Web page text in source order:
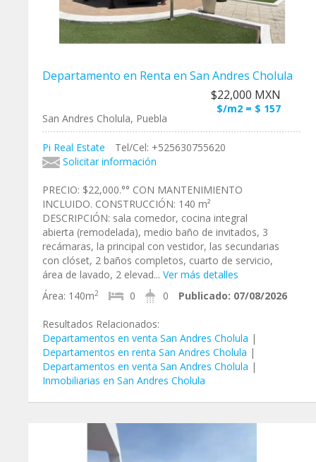
Departamento en Renta en San Andres Cholula
$22,000 MXN
$/m2 = $ 157
San Andres Cholula, Puebla
Pi Real Estate
Tel/Cel: +525630755620
Solicitar información
PRECIO: $22,000.°° CON MANTENIMIENTO
INCLUIDO. CONSTRUCCIÓN: 140 m²
DESCRIPCIÓN: sala comedor, cocina integral
abierta (remodelada), medio baño de invitados, 3
recámaras, la principal con vestidor, las secundarias
con clóset, 2 baños completos, cuarto de servicio,
área de lavado, 2 elevad... Ver más detalles
Área: 140m2 0 0 Publicado: 07/08/2026
Resultados Relacionados:
Departamentos en venta San Andres Cholula |
Departamentos en renta San Andres Cholula |
Departamentos en venta San Andres Cholula |
Inmobiliarias en San Andres Cholula